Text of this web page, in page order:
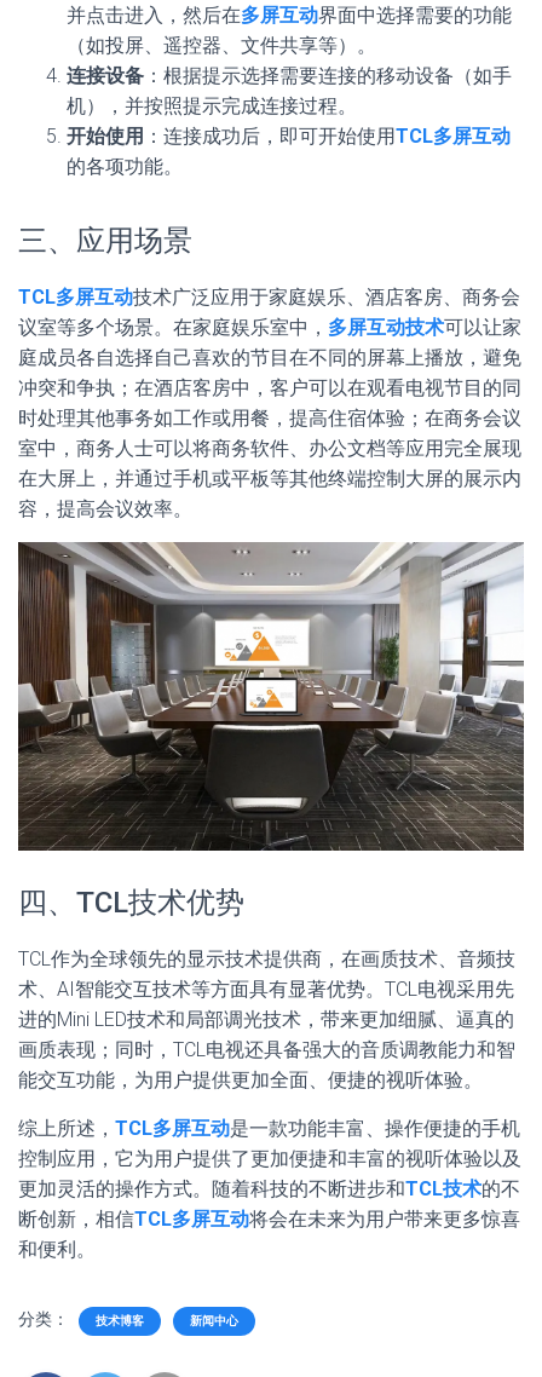
并点击进入，然后在多屏互动界面中选择需要的功能
（如投屏、遥控器、文件共享等）。
连接设备 ：根据提示选择需要连接的移动设备（如手
机），并按照提示完成连接过程。
开始使用 ：连接成功后，即可开始使用TCL多屏互动
的各项功能。
三、应用场景
TCL多屏互动技术广泛应用于家庭娱乐、酒店客房、商务会
议室等多个场景。在家庭娱乐室中， 多屏互动技术可以让家
庭成员各自选择自己喜欢的节目在不同的屏幕上播放，避免
冲突和争执；在酒店客房中，客户可以在观看电视节目的同
时处理其他事务如工作或用餐，提高住宿体验；在商务会议
室中，商务人士可以将商务软件、办公文档等应用完全展现
在大屏上，并通过手机或平板等其他终端控制大屏的展示内
容，提高会议效率。
四、TCL技术优势
TCL作为全球领先的显示技术提供商，在画质技术、音频技
术、AI智能交互技术等方面具有显著优势。TCL电视采用先
进的Mini LED技术和局部调光技术，带来更加细腻、逼真的
画质表现；同时，TCL电视还具备强大的音质调教能力和智
能交互功能，为用户提供更加全面、便捷的视听体验。
综上所述， TCL多屏互动是一款功能丰富、操作便捷的手机
控制应用，它为用户提供了更加便捷和丰富的视听体验以及
更加灵活的操作方式。随着科技的不断进步和TCL技术的不
断创新，相信TCL多屏互动将会在未来为用户带来更多惊喜
和便利。
分类： 技术博客 新闻中心